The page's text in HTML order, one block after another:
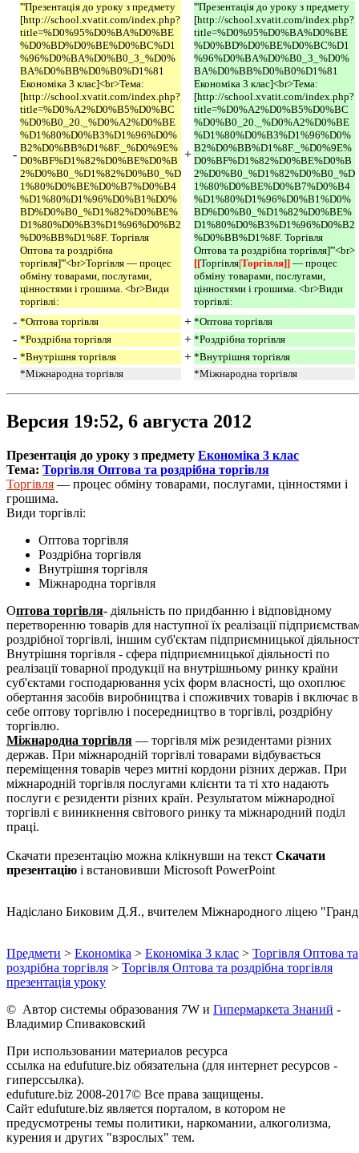
-
'''Презентація до уроку з предмету
[http://school.xvatit.com/index.php?
title=%D0%95%D0%BA%D0%BE
%D0%BD%D0%BE%D0%BC%D1
%96%D0%BA%D0%B0_3_%D0%
BA%D0%BB%D0%B0%D1%81
Економіка 3 клас]<br>Тема:
[http://school.xvatit.com/index.php?
title=%D0%A2%D0%B5%D0%BC
%D0%B0_20._%D0%A2%D0%BE
%D1%80%D0%B3%D1%96%D0%
B2%D0%BB%D1%8F._%D0%9E%
D0%BF%D1%82%D0%BE%D0%B
2%D0%B0_%D1%82%D0%B0_%D
1%80%D0%BE%D0%B7%D0%B4
%D1%80%D1%96%D0%B1%D0%
BD%D0%B0_%D1%82%D0%BE%
D1%80%D0%B3%D1%96%D0%B2
%D0%BB%D1%8F. Торгівля
Оптова та роздрібна
торгівля]'''<br>Торгівля — процес
обміну товарами, послугами,
цінностями і грошима. <br>Види
торгівлі:
+
'''Презентація до уроку з предмету
[http://school.xvatit.com/index.php?
title=%D0%95%D0%BA%D0%BE
%D0%BD%D0%BE%D0%BC%D1
%96%D0%BA%D0%B0_3_%D0%
BA%D0%BB%D0%B0%D1%81
Економіка 3 клас]<br>Тема:
[http://school.xvatit.com/index.php?
title=%D0%A2%D0%B5%D0%BC
%D0%B0_20._%D0%A2%D0%BE
%D1%80%D0%B3%D1%96%D0%
B2%D0%BB%D1%8F._%D0%9E%
D0%BF%D1%82%D0%BE%D0%B
2%D0%B0_%D1%82%D0%B0_%D
1%80%D0%BE%D0%B7%D0%B4
%D1%80%D1%96%D0%B1%D0%
BD%D0%B0_%D1%82%D0%BE%
D1%80%D0%B3%D1%96%D0%B2
%D0%BB%D1%8F. Торгівля
Оптова та роздрібна торгівля]'''<br>
[[Торгівля|Торгівля]] — процес
обміну товарами, послугами,
цінностями і грошима. <br>Види
торгівлі:
- *Оптова торгівля + *Оптова торгівля
- *Роздрібна торгівля + *Роздрібна торгівля
- *Внутрішня торгівля + *Внутрішня торгівля
*Міжнародна торгівля
*Міжнародна торгівля
Версия 19:52, 6 августа 2012
Презентація до уроку з предмету Економіка 3 клас
Тема: Торгівля Оптова та роздрібна торгівля
Торгівля — процес обміну товарами, послугами, цінностями і
грошима.
Види торгівлі:
Оптова торгівля
Роздрібна торгівля
Внутрішня торгівля
Міжнародна торгівля
Оптова торгівля- діяльність по придбанню і відповідному
перетворенню товарів для наступної їх реалізації
роздрібної торгівлі, іншим суб'єктам підприємницької
Внутрішня торгівля - сфера підприємницької діяльності по
реалізації товарної продукції на внутрішньому ринку країни
суб'єктами господарювання усіх форм власності, що охоплює
обертання засобів виробництва і споживчих товарів і включає в
себе оптову торгівлю і посередництво в торгівлі, роздрібну
торгівлю.
Міжнародна торгівля — торгівля між резидентами різних
держав. При міжнародній торгівлі товарами відбувається
переміщення товарів через митні кордони різних держав. При
міжнародній торгівля послугами клієнти та ті хто надають
послуги є резиденти різних країн. Результатом міжнародної
торгівлі є виникнення світового ринку та міжнародний поділ
праці.
Скачати презентацію можна клікнувши на текст Скачати
презентацію і встановивши Microsoft PowerPoint
Надіслано Биковим Д.Я., вчителем Міжнародного ліцею
Предмети > Економіка > Економіка 3 клас > Торгівля Оптова та
роздрібна торгівля > Торгівля Оптова та роздрібна торгівля
презентація уроку
© Автор системы образования 7W и Гипермаркета Знаний -
Владимир Спиваковский
При использовании материалов ресурса
ссылка на edufuture.biz обязательна (для интернет ресурсов -
гиперссылка).
edufuture.biz 2008-2017© Все права защищены.
Сайт edufuture.biz является порталом, в котором не
предусмотрены темы политики, наркомании, алкоголизма,
курения и других "взрослых" тем.